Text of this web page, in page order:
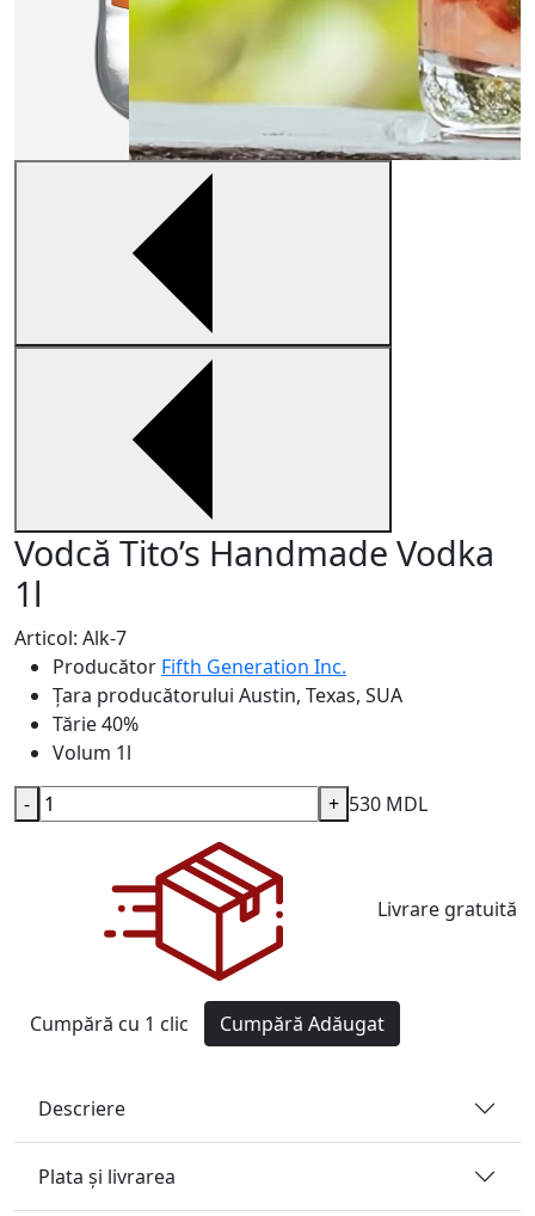
Vodcă Tito’s Handmade Vodka
1l
Articol: Alk-7
Producător Fifth Generation Inc.
Țara producătorului Austin, Texas, SUA
Tărie40%
Volum 1l
530 MDL
- +
Livrare gratuită
Cumpără cu 1 clic Cumpără Adăugat
Descriere
Plata și livrarea